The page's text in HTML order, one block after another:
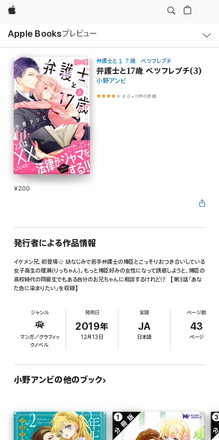
Apple
Apple Booksプレビュー
ル
弁護士と１７歳 ベツフレプチ
弁護士と17歳 ベツフレプチ(3)
小野アンビ
4.0 •11件の評価
¥200
発行者による作品情報
イケメン兄、初登場☆ 幼なじみで若手弁護士の博臣とこっそりおつき合いしている
女子高生の理瀬(りっちゃん)。もっと博臣好みの女性になって誘惑しようと、博臣の
高校時代の同級生でもある自分のお兄ちゃんに相談するけれど!? 【第3話「あな
た色に染まりたい」を収録】
ジャンル
マンガ／グラフィッ
クノベル
発売日
2019年
12月13日
言語
JA
日本語
ページ数
43
ページ
小野アンビの他のブック